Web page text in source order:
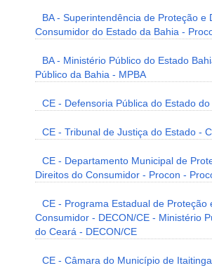
BA - Superintendência de Proteção e
Consumidor do Estado da Bahia -
BA - Ministério Público do Estado
Público da Bahia - MPBA
CE - Defensoria Pública do Estado
CE - Tribunal de Justiça do Estado -
CE - Departamento Municipal de
Direitos do Consumidor - Procon -
CE - Programa Estadual de Proteção
Consumidor - DECON/CE - Ministério
do Ceará - DECON/CE
CE - Câmara do Município de